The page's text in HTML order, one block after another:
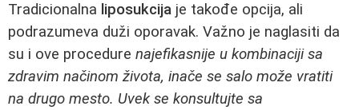
Tradicionalna liposukcija je takođe opcija, ali
podrazumeva duži oporavak. Važno je naglasiti da
su i ove procedure najefikasnije u kombinaciji sa
zdravim načinom života, inače se salo može vratiti
na drugo mesto. Uvek se konsultujte sa